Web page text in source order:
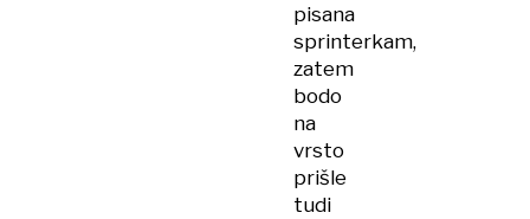
pisana
sprinterkam,
zatem
bodo
na
vrsto
prišle
tudi